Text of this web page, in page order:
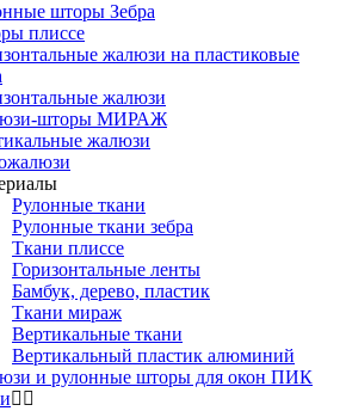
шторы Зебра
плиссе
жалюзи на пластиковые
жалюзи
шторы МИРАЖ
жалюзи
Рулонные ткани
Рулонные ткани зебра
Ткани плиссе
Горизонтальные ленты
Бамбук, дерево, пластик
Ткани мираж
Вертикальные ткани
Вертикальный пластик алюминий
и рулонные шторы для окон ПИК